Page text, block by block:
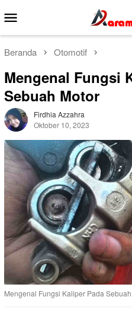
ke
kontenMobile
Beranda Otomotif
Mengenal Fungsi
Sebuah Motor
Firdhia Azzahra
Oktober 10, 2023
Mengenal Fungsi Kaliper Pada